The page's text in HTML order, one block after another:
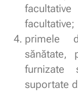
facultative;
primele
sănătate,
furnizate
suportate